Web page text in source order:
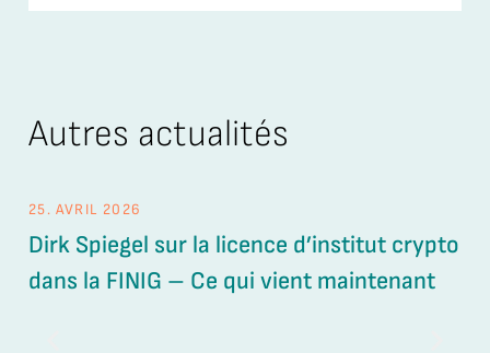
Autres actualités
25. AVRIL 2026
Dirk Spiegel sur la licence d’institut crypto
dans la FINIG – Ce qui vient maintenant